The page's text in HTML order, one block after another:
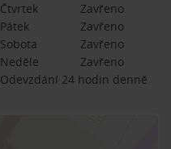
Čtvrtek
Zavřeno
Pátek
Zavřeno
Sobota
Zavřeno
Neděle
Zavřeno
Odevzdání 24 hodin denně